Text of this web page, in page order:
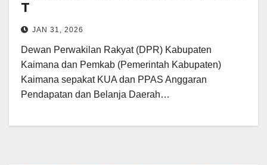
T
JAN 31, 2026
Dewan Perwakilan Rakyat (DPR) Kabupaten
Kaimana dan Pemkab (Pemerintah Kabupaten)
Kaimana sepakat KUA dan PPAS Anggaran
Pendapatan dan Belanja Daerah…